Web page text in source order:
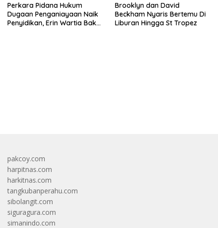
Perkara Pidana Hukum
Dugaan Penganiayaan Naik
Penyidikan, Erin Wartia Bakal
Brooklyn dan David
Beckham Nyaris Bertemu Di
Liburan Hingga St Tropez
pakcoy.com
harpitnas.com
harkitnas.com
tangkubanperahu.com
sibolangit.com
siguragura.com
simanindo.com